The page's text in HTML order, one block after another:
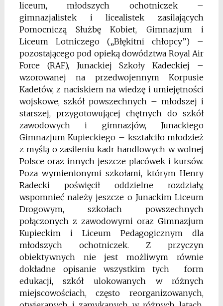
liceum, młodszych ochotniczek –
gimnazjalistek i licealistek zasilających
Pomocniczą Służbę Kobiet, Gimnazjum i
Liceum Lotniczego („Błękitni chłopcy”) –
pozostającego pod opieką dowództwa Royal Air
Force (RAF), Junackiej Szkoły Kadeckiej –
wzorowanej na przedwojennym Korpusie
Kadetów, z naciskiem na wiedzę i umiejętności
wojskowe, szkół powszechnych – młodszej i
starszej, przygotowującej chętnych do szkół
zawodowych i gimnazjów, Junackiego
Gimnazjum Kupieckiego – kształciło młodzież
z myślą o zasileniu kadr handlowych w wolnej
Polsce oraz innych jeszcze placówek i kursów.
Poza wymienionymi szkołami, którym Henry
Radecki poświęcił oddzielne rozdziały,
wspomnieć należy jeszcze o Junackim Liceum
Drogowym, szkołach powszechnych
połączonych z zawodowymi oraz Gimnazjum
Kupieckim i Liceum Pedagogicznym dla
młodszych ochotniczek. Z przyczyn
obiektywnych nie jest możliwym równie
dokładne opisanie wszystkim tych form
edukacji, szkół ulokowanych w różnych
miejscowościach, często reorganizowanych,